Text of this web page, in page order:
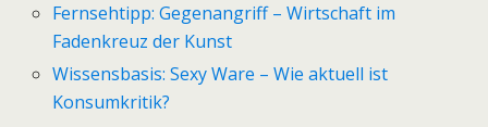
Fernsehtipp: Gegenangriff – Wirtschaft im
Fadenkreuz der Kunst
Wissensbasis: Sexy Ware – Wie aktuell ist
Konsumkritik?